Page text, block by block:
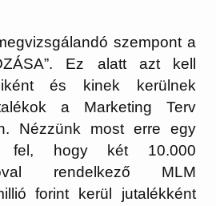
szempont a
Ez alatt azt kell
és kinek kerülnek
a Marketing Terv
Nézzünk most erre egy
fel, hogy két 10.000
rendelkező MLM
forint kerül jutalékként